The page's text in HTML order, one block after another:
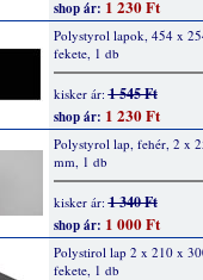
shop ár: 1 230 Ft
Polystyrol lapok, 454 x
fekete, 1 db
kisker ár:1 545 Ft
shop ár: 1 230 Ft
Polystyrol lap, fehér, 2 x
mm, 1 db
kisker ár:1 340 Ft
shop ár: 1 000 Ft
Polystirol lap 2 x 210 x
fekete, 1 db